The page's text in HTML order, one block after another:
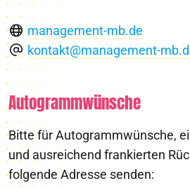
management-mb.de
kontakt@management-
Autogrammwünsche
Bitte für Autogrammwünsche,
und ausreichend frankierten
folgende Adresse senden: